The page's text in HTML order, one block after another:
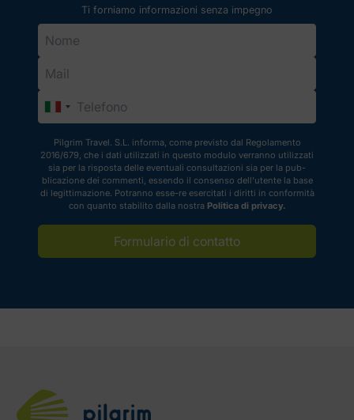
diverse opzioni disponibili,
continuate a leggere, noi di Pilgrim
Ti forniamo informazioni senza impegno
Pilgrim Travel. S.L. informa, come previsto dal Regolamento
2016/679, che i dati utilizzati in questo modulo verranno utilizzati
sia per la risposta delle eventuali consultazioni sia per la pub-
blicazione dei commenti, essendo il consenso dell'utente la base
di legittimazione. Potranno esse-re esercitati i diritti in conformità
con quanto stabilito dalla nostra Politica di privacy.
Formulario di contatto